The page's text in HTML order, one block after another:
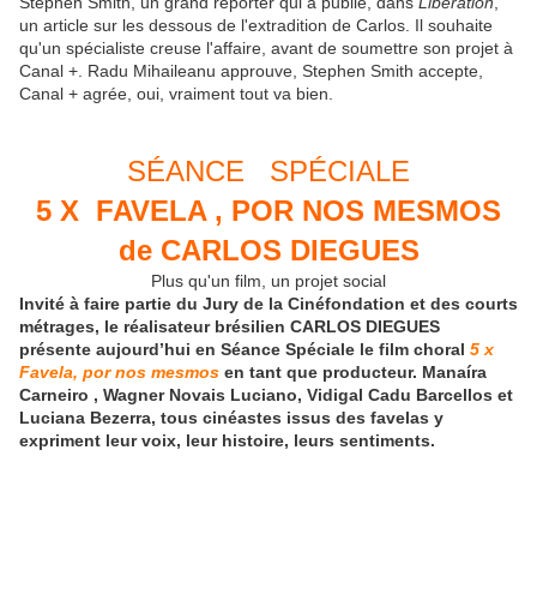
un article sur les dessous de l'extradition de Carlos. Il souhaite
qu'un spécialiste creuse l'affaire, avant de soumettre son projet à
Canal +. Radu Mihaileanu approuve, Stephen Smith accepte,
Canal + agrée, oui, vraiment tout va bien.
SÉANCE SPÉCIALE
5 X FAVELA , POR NOS MESMOS
de CARLOS DIEGUES
Plus qu'un film, un projet social
Invité à faire partie du Jury de la Cinéfondation et des courts
métrages, le réalisateur brésilien CARLOS DIEGUES
présente aujourd’hui en Séance Spéciale le film choral 5 x
Favela, por nos mesmos en tant que producteur. Manaíra
Carneiro , Wagner Novais Luciano, Vidigal Cadu Barcellos et
Luciana Bezerra, tous cinéastes issus des favelas y
expriment leur voix, leur histoire, leurs sentiments.